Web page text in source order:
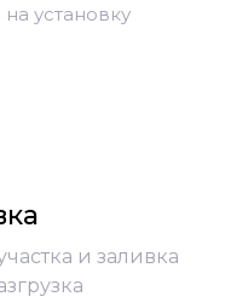
установку
и заливка